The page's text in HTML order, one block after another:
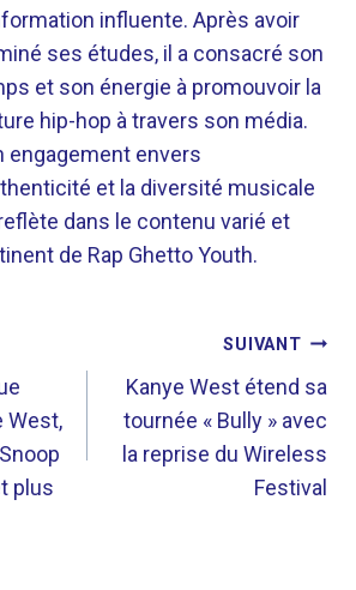
influente. Après avoir
ses études, il a consacré son
et son énergie à promouvoir la
hip-hop à travers son média.
engagement envers
et la diversité musicale
dans le contenu varié et
de Rap Ghetto Youth.
West,
plus
SUIVANT
Kanye West étend sa
tournée « Bully » avec
la reprise du Wireless
Festival